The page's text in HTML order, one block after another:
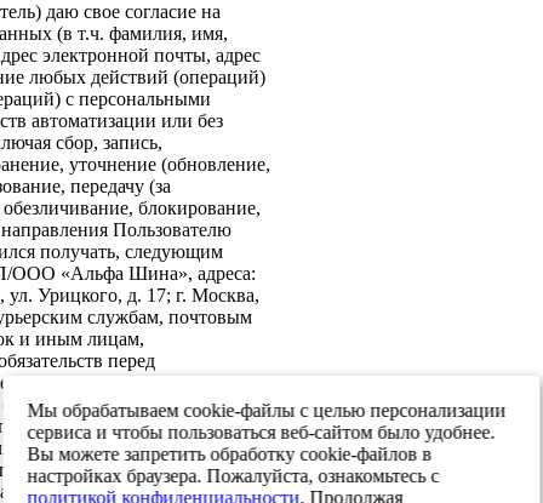
даю свое согласие на
(в т.ч. фамилия, имя,
электронной почты, адрес
любых действий (операций)
с персональными
автоматизации или без
сбор, запись,
уточнение (обновление,
передачу (за
блокирование,
Пользователю
получать, следующим
ООО «Альфа Шина», адреса:
Урицкого, д. 17; г. Москва,
службам, почтовым
и иным лицам,
перед
на передачу в
информационной
данных третьим
реализации целей,
Настоящее согласие
и до достижения целей
Мы обрабатываем cookie-файлы с целью персонализации
сервиса и чтобы пользоваться веб-сайтом было удобнее.
Вы можете запретить обработку cookie-файлов в
настройках браузера. Пожалуйста, ознакомьтесь с
политикой конфиденциальности. Продолжая